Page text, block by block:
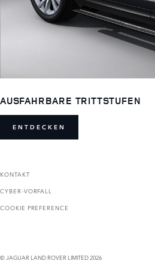
AUSFAHRBARE TRITTSTUFEN
ENTDECKEN
KONTAKT
CYBER-VORFALL
COOKIE PREFERENCE
© JAGUAR LAND ROVER LIMITED 2026